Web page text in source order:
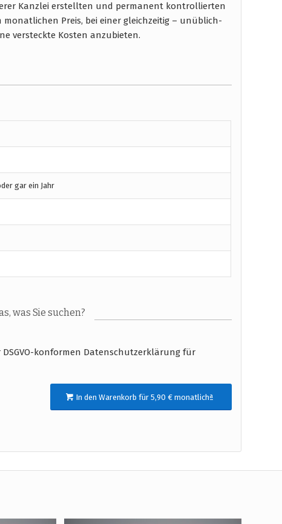
Kanzlei erstellten und permanent kontrollierten
Preis, bei einer gleichzeitig – unüblich-
versteckte Kosten anzubieten.
gar ein Jahr
was Sie suchen?
konformen Datenschutzerklärung für
In den Warenkorb für 5,90 € monatlichª